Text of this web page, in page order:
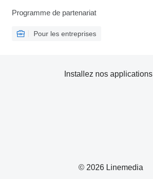
Programme de partenariat
Pour les entreprises
© 2026 Linemedia
Installez nos applications